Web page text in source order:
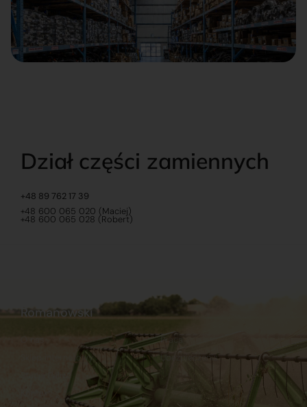
Dział części zamiennych
+48 89 762 17 39
+48 600 065 020 (Maciej)
+48 600 065 028 (Robert)
Romanowski
Sklep internetowy
Praca
Ubezpieczenia